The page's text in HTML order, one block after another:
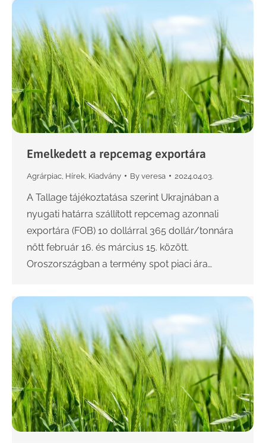
Emelkedett a repcemag exportára
Agrárpiac Hírek Kiadvány By veresa 2024.04.03.
A Tallage tájékoztatása szerint Ukrajnában a
nyugati határra szállított repcemag azonnali
exportára (FOB) 10 dollárral 365 dollár/tonnára
nőtt február 16. és március 15. között.
Oroszországban a termény spot piaci ára…